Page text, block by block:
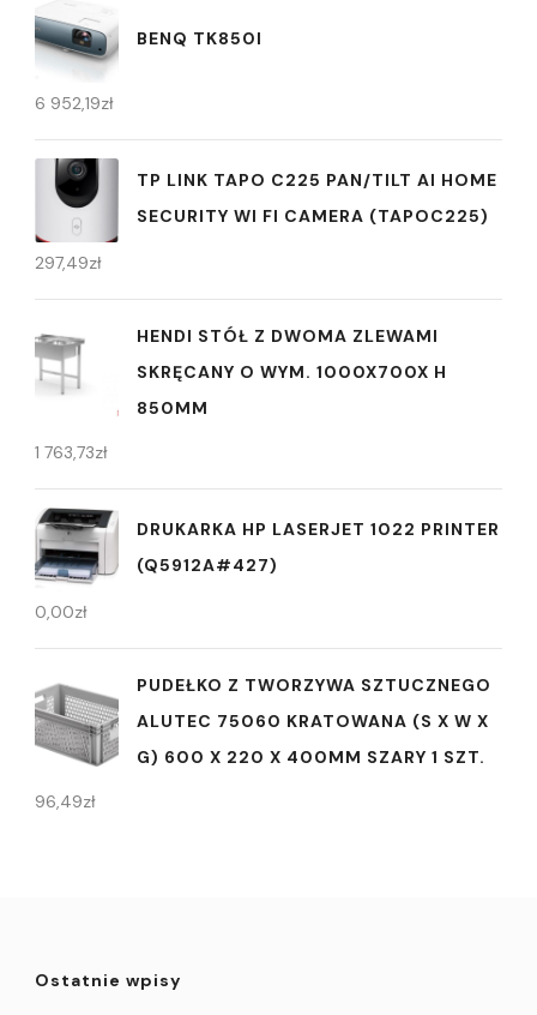
BENQ TK850I
6 952,19zł
TP LINK TAPO C225 PAN/TILT AI HOME
SECURITY WI FI CAMERA (TAPOC225)
297,49zł
HENDI STÓŁ Z DWOMA ZLEWAMI
SKRĘCANY O WYM. 1000X700X H
850MM
1 763,73zł
DRUKARKA HP LASERJET 1022 PRINTER
(Q5912A#427)
0,00zł
PUDEŁKO Z TWORZYWA SZTUCZNEGO
ALUTEC 75060 KRATOWANA (S X W X
G) 600 X 220 X 400MM SZARY 1 SZT.
96,49zł
Ostatnie wpisy